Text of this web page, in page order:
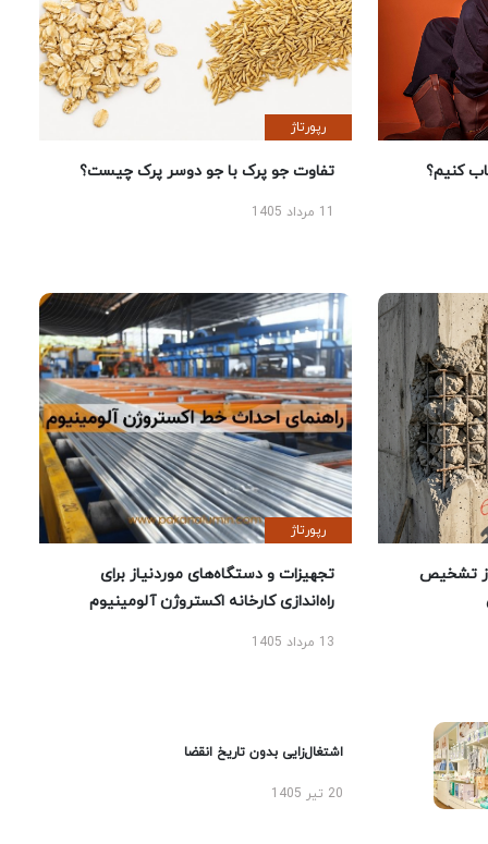
کنیم؟
رپورتاژ
تفاوت جو پرک با جو دوسر پرک چیست؟
تشخیص
رپورتاژ
تجهیزات و دستگاه‌های موردنیاز برای
راه‌اندازی کارخانه اکستروژن آلومینیوم
13 مرداد 1405
اشتغال‌زایی بدون تاریخ انقضا
20 تیر 1405